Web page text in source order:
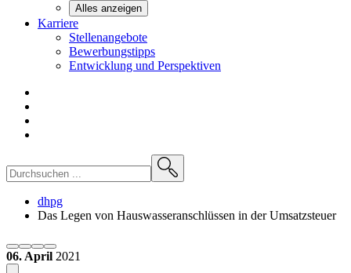
Alles anzeigen
Karriere
Stellenangebote
Bewerbungstipps
Entwicklung und Perspektiven
dhpg
Das Legen von Hauswasseranschlüssen in der Umsatzsteuer
06. April 2021